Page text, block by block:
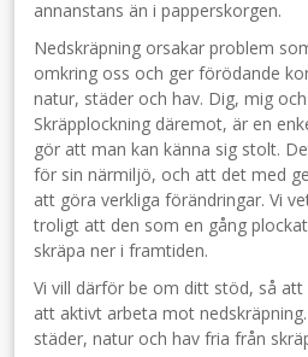
annanstans än i papperskorgen.
Nedskräpning orsakar problem
omkring oss och ger förödande
natur, städer och hav. Dig, mig
Skräpplockning däremot, är en
gör att man kan känna sig stolt.
för sin närmiljö, och att det med
att göra verkliga förändringar. Vi
troligt att den som en gång
skräpa ner i framtiden.
Vi vill därför be om ditt stöd, så att
att aktivt arbeta mot
städer, natur och hav fria från